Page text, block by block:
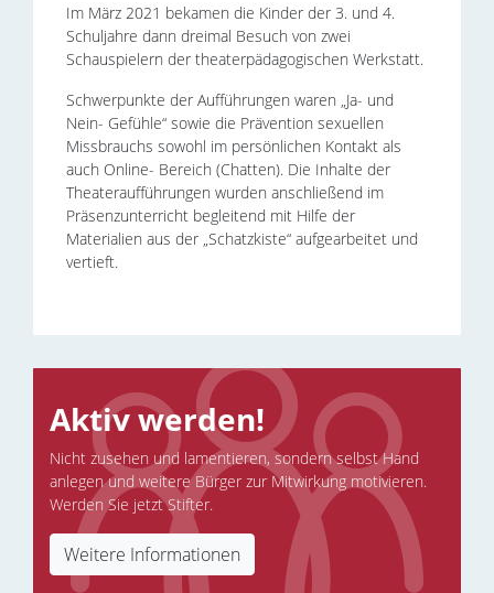
Im März 2021 bekamen die Kinder der 3. und 4.
Schuljahre dann dreimal Besuch von zwei
Schauspielern der theaterpädagogischen Werkstatt.
Schwerpunkte der Aufführungen waren „Ja- und
Nein- Gefühle“ sowie die Prävention sexuellen
Missbrauchs sowohl im persönlichen Kontakt als
auch Online- Bereich (Chatten). Die Inhalte der
Theateraufführungen wurden anschließend im
Präsenzunterricht begleitend mit Hilfe der
Materialien aus der „Schatzkiste“ aufgearbeitet und
vertieft.
Aktiv werden!
Nicht zusehen und lamentieren, sondern selbst Hand
anlegen und weitere Bürger zur Mitwirkung motivieren.
Werden Sie jetzt Stifter.
Weitere Informationen